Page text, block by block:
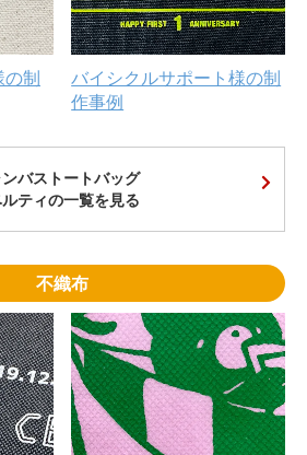
制
バイシクルサポート様の制
作事例
バストートバッグ
ルティの一覧を見る
不織布